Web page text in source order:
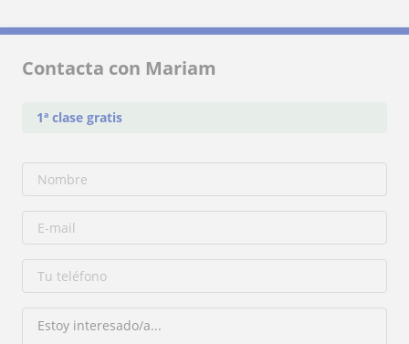
Contacta con Mariam
1ª clase gratis